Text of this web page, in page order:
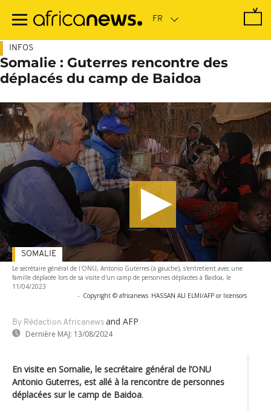
contenu
INFOS
Somalie : Guterres rencontre des
déplacés du camp de Baidoa
Le secrétaire général de l'ONU, Antonio Guterres (à gauche), s'entretient avec une
famille déplacée lors de sa visite d'un camp de personnes déplacées à Baidoa, le
11/04/2023
- Copyright © africanews HASSAN ALI ELMI/AFP or licensors
By Rédaction Africanews and AFP
Dernière MAJ: 13/08/2024
SOMALIE
En visite en Somalie, le secrétaire général de l’ONU
Antonio Guterres, est allé à la rencontre de personnes
déplacées sur le camp de Baidoa.